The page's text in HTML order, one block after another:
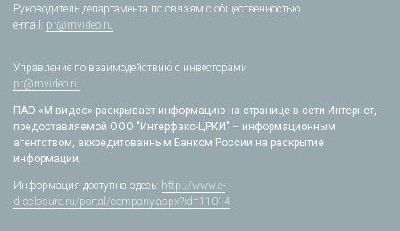
Руководитель департамента по связям с общественностью
e-mail: pr@mvideo.ru
Управление по взаимодействию с инвесторами
pr@mvideo.ru
ПАО «М.видео» раскрывает информацию на странице в сети Интернет,
предоставляемой ООО "Интерфакс-ЦРКИ" – информационным
агентством, аккредитованным Банком России на раскрытие
информации.
Информация доступна здесь: http://www.e-
disclosure.ru/portal/company.aspx?id=11014